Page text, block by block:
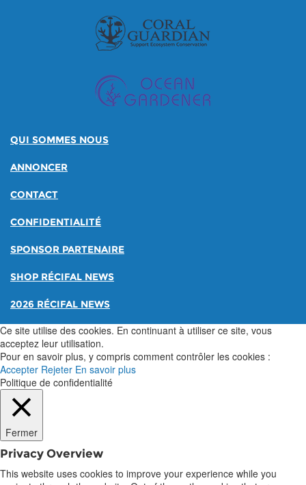
QUI SOMMES NOUS
ANNONCER
CONTACT
CONFIDENTIALITÉ
SPONSOR PARTENAIRE
SHOP RÉCIFAL NEWS
2026 RÉCIFAL NEWS
Ce site utilise des cookies. En continuant à utiliser ce site, vous
acceptez leur utilisation.
Pour en savoir plus, y compris comment contrôler les cookies :
Accepter Rejeter En savoir plus
Politique de confidentialité
Fermer
Privacy Overview
This website uses cookies to improve your experience while you